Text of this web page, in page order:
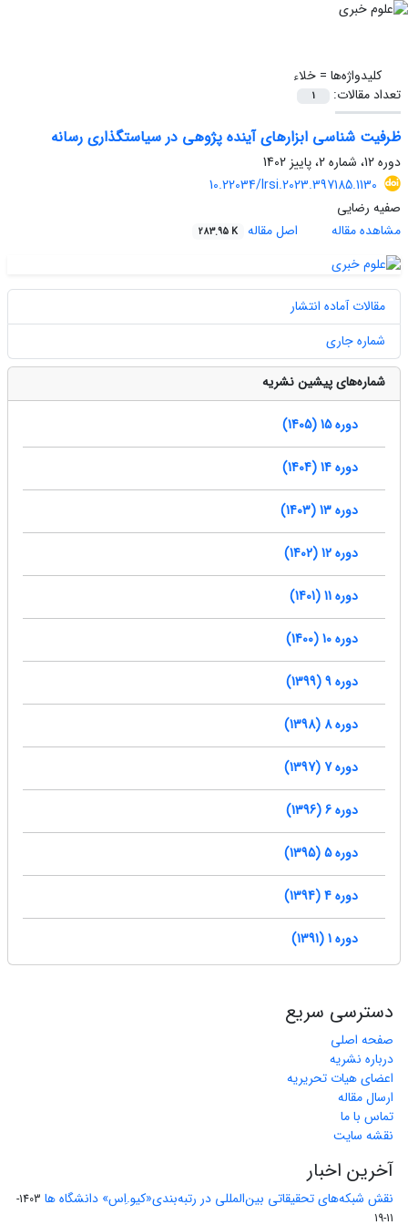
کلیدواژه‌ها =خلاء
تعداد مقالات:
1
ظرفیت شناسی ابزارهای آینده پژوهی در سیاستگذاری رسانه
دوره 12، شماره 2، پاییز 1402
10.22034/lrsi.2023.397185.1130
صفیه رضایی
مشاهده مقاله
اصل مقاله 283.95 K
مقالات آماده انتشار
شماره جاری
شماره‌های پیشین نشریه
دوره 15 (1405)
دوره 14 (1404)
دوره 13 (1403)
دوره 12 (1402)
دوره 11 (1401)
دوره 10 (1400)
دوره 9 (1399)
دوره 8 (1398)
دوره 7 (1397)
دوره 6 (1396)
دوره 5 (1395)
دوره 4 (1394)
دوره 1 (1391)
دسترسی سریع
صفحه اصلی
درباره نشریه
اعضای هیات تحریریه
ارسال مقاله
تماس با ما
نقشه سایت
آخرین اخبار
نقش شبکه‌های تحقیقاتی بین‌المللی در رتبه‌بندی«کیو.اِس» دانشگاه ها
1403-
11-19